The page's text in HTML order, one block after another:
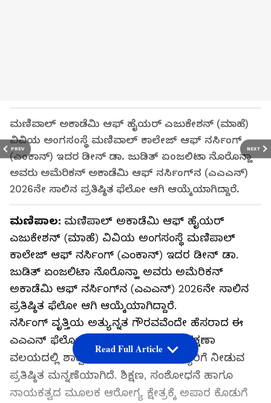
PREV NEXT
ಮಣಿಪಾಲ್‌ ಅಕಾಡೆಮಿ ಆಫ್‌ ಹೈಯರ್‌ ಎಜುಕೇಶನ್‌ (ಮಾಹೆ)
ವಿವಿಯ ಅಂಗಸಂಸ್ಥೆ ಮಣಿಪಾಲ್ ಕಾಲೇಜ್ ಆಫ್ ನರ್ಸಿಂಗ್‌
(ಎಂಕಾನ್‌) ಇದರ ಡೀನ್ ಡಾ. ಜುಡಿತ್ ಏಂಜಲಿಟಾ ನೊರೊನ್ಹಾ
ಅವರು ಅಮೆರಿಕನ್ ಅಕಾಡೆಮಿ ಆಫ್ ನರ್ಸಿಂಗ್‌ನ (ಎಎಎನ್‌)
2026ನೇ ಸಾಲಿನ ಪ್ರತಿಷ್ಠಿತ ಫೆಲೋ ಆಗಿ ಆಯ್ಕೆಯಾಗಿದ್ದಾರೆ.
ಮಣಿಪಾಲ: ಮಣಿಪಾಲ್‌ ಅಕಾಡೆಮಿ ಆಫ್‌ ಹೈಯರ್‌
ಎಜುಕೇಶನ್‌ (ಮಾಹೆ) ವಿವಿಯ ಅಂಗಸಂಸ್ಥೆ ಮಣಿಪಾಲ್
ಕಾಲೇಜ್ ಆಫ್ ನರ್ಸಿಂಗ್‌ (ಎಂಕಾನ್‌) ಇದರ ಡೀನ್ ಡಾ.
ಜುಡಿತ್ ಏಂಜಲಿಟಾ ನೊರೊನ್ಹಾ ಅವರು ಅಮೆರಿಕನ್
ಅಕಾಡೆಮಿ ಆಫ್ ನರ್ಸಿಂಗ್‌ನ (ಎಎಎನ್‌) 2026ನೇ ಸಾಲಿನ
ಪ್ರತಿಷ್ಠಿತ ಫೆಲೋ ಆಗಿ ಆಯ್ಕೆಯಾಗಿದ್ದಾರೆ.
ನರ್ಸಿಂಗ್ ವೃತ್ತಿಯ ಅತ್ಯುನ್ನತ ಗೌರವವೆಂದೇ ಹೆಸರಾದ ಈ
ಎಎಎನ್‌ ಫೆಲೋಶಿಪ್, ಜಾಗತಿಕ ಆರೋಗ್ಯ ರಕ್ಷಣಾ
ವಲಯದಲ್ಲಿ ಶಾಶ್ವತ ಛಾಪು ಮೂಡಿಸಿದ ಗಣ್ಯರಿಗೆ ನೀಡುವ
ಪ್ರತಿಷ್ಠಿತ ಮನ್ನಣೆಯಾಗಿದೆ. ಶಿಕ್ಷಣ, ಸಂಶೋಧನೆ ಹಾಗೂ
ನಾಯಕತ್ವದ ಮೂಲಕ ಆರೋಗ್ಯ ಕ್ಷೇತ್ರಕ್ಕೆ ಅಪಾರ ಕೊಡುಗೆ
Read Full Article